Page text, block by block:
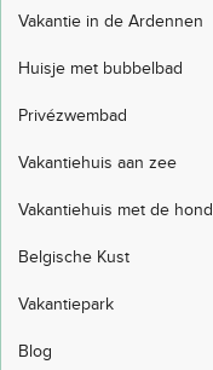
Vakantie in de Ardennen
Huisje met bubbelbad
Privézwembad
Vakantiehuis aan zee
Vakantiehuis met de hond
Belgische Kust
Vakantiepark
Blog